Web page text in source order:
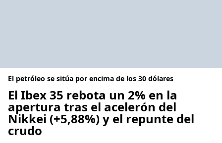
El petróleo se sitúa por encima de los 30 dólares
El Ibex 35 rebota un 2% en la
apertura tras el acelerón del
Nikkei (+5,88%) y el repunte del
crudo